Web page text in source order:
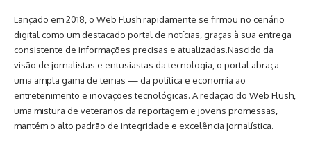
Lançado em 2018, o Web Flush rapidamente se firmou no cenário
digital como um destacado portal de notícias, graças à sua entrega
consistente de informações precisas e atualizadas.Nascido da
visão de jornalistas e entusiastas da tecnologia, o portal abraça
uma ampla gama de temas — da política e economia ao
entretenimento e inovações tecnológicas. A redação do Web Flush,
uma mistura de veteranos da reportagem e jovens promessas,
mantém o alto padrão de integridade e excelência jornalística.